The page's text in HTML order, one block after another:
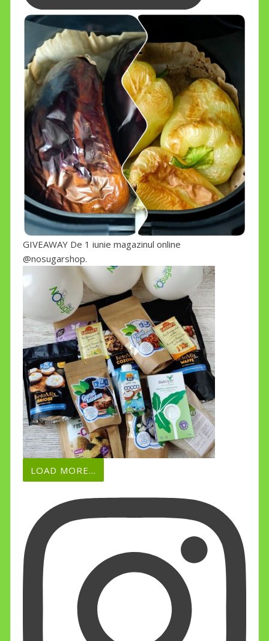
GIVEAWAY De 1 iunie magazinul online
@nosugarshop.
LOAD MORE...